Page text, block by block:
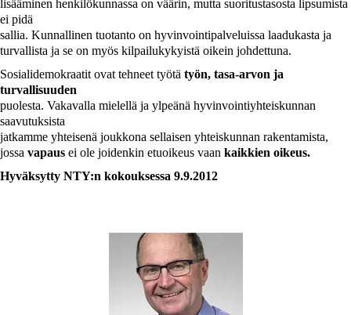
lisääminen henkilökunnassa on väärin, mutta suoritustasosta lipsumista
ei pidä
sallia. Kunnallinen tuotanto on hyvinvointipalveluissa laadukasta ja
turvallista ja se on myös kilpailukykyistä oikein johdettuna.
Sosialidemokraatit ovat tehneet työtä työn, tasa-arvon ja
turvallisuuden
puolesta. Vakavalla mielellä ja ylpeänä hyvinvointiyhteiskunnan
saavutuksista
jatkamme yhteisenä joukkona sellaisen yhteiskunnan rakentamista,
jossa vapaus ei ole joidenkin etuoikeus vaan kaikkien oikeus.
Hyväksytty NTY:n kokouksessa 9.9.2012